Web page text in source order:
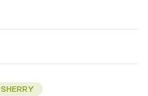
SHERRY